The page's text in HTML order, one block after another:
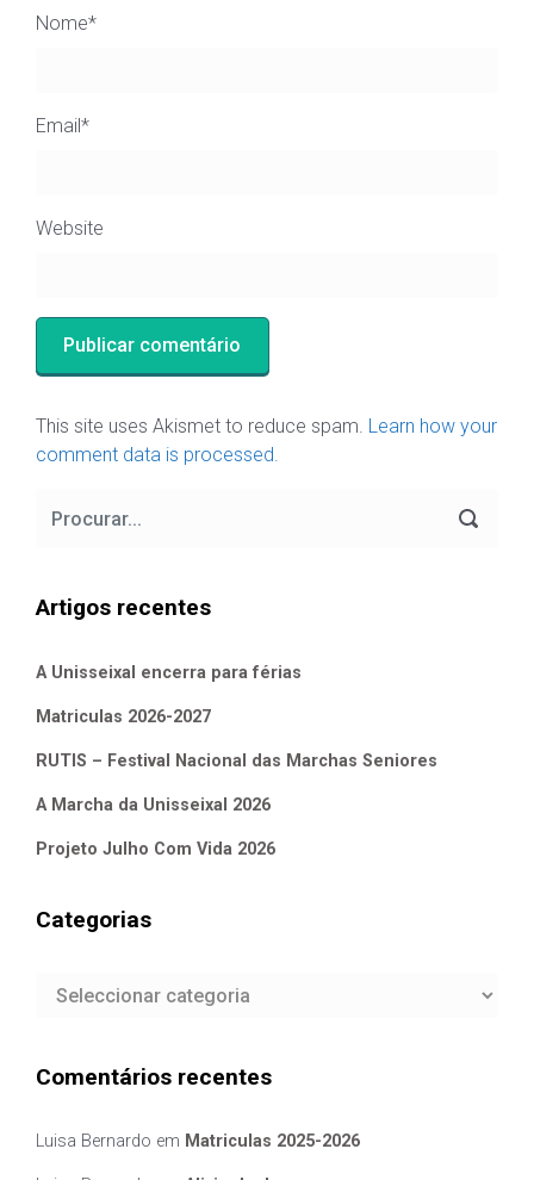
Nome*
Email*
Website
This site uses Akismet to reduce spam. Learn how your
comment data is processed.
Artigos recentes
A Unisseixal encerra para férias
Matriculas 2026-2027
RUTIS – Festival Nacional das Marchas Seniores
A Marcha da Unisseixal 2026
Projeto Julho Com Vida 2026
Categorias
Categorias
Comentários recentes
Luisa Bernardo em Matriculas 2025-2026